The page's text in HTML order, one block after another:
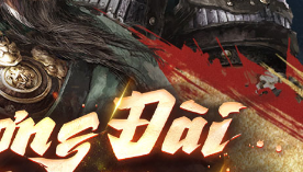
Facebook
Youtube
Hỗ Trợ
Điều Khoản